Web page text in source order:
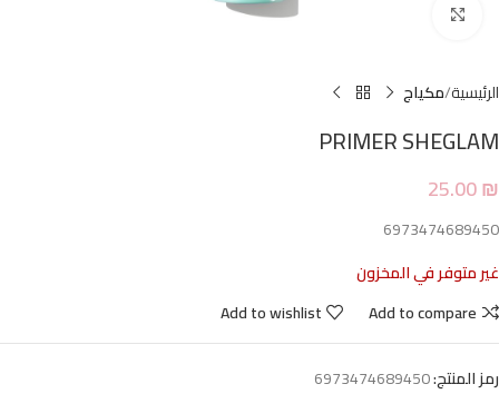
الرئيسية مكياج
PRIMER SHEGLAM
25.00₪
6973474689450
غير متوفر في المخزون
Add to compare
Add to wishlist
رمز المنتج:6973474689450